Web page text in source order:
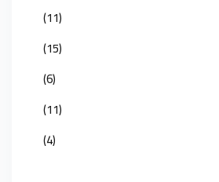
(11)
(15)
(6)
(11)
(4)